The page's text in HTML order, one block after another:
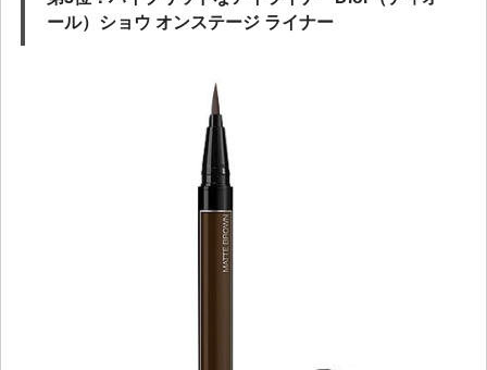
ール）ショウ オンステージ ライナー